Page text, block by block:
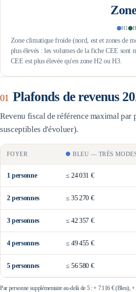
H1
Zone climatique froide (nord, est et zones de
plus élevés : les volumes de la fiche CEE sont
CEE est plus élevée qu'en zone H2 ou H3.
01 Plafonds de revenus
Revenu fiscal de référence maximal
susceptibles d'évoluer).
FOYER BLEU — TRÈS
1personne ≤24 031 €
2personnes ≤35 270 €
3personnes ≤42 357 €
4personnes ≤49 455 €
5personnes ≤56 580 €
Par personne supplémentaire au-delà de 5 : + 7 116 €(Bleu), +